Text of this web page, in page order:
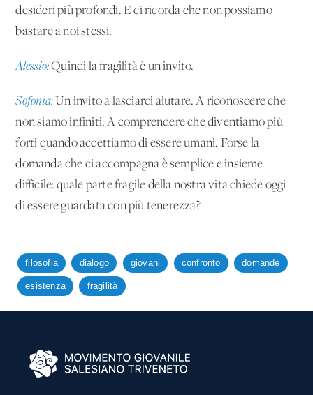
desideri più profondi. E ci ricorda che non possiamo
bastare a noi stessi.
Alessio:Quindi la fragilità è un invito.
Sofonia:Un invito a lasciarci aiutare. A riconoscere che
non siamo infiniti. A comprendere che diventiamo più
forti quando accettiamo di essere umani. Forse la
domanda che ci accompagna è semplice e insieme
difficile: quale parte fragile della nostra vita chiede oggi
di essere guardata con più tenerezza?
filosofia dialogo giovani confronto domande
esistenza fragilità